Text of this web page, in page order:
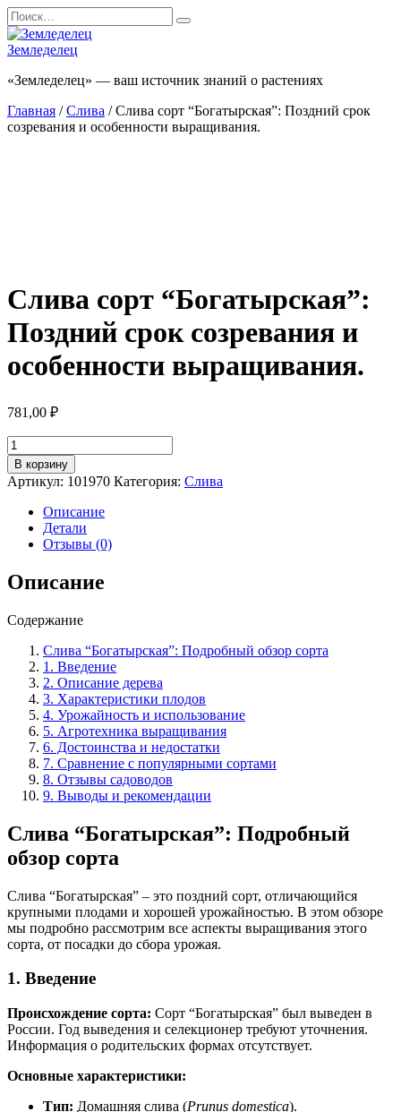
Перейти
к
содержанию
Search
for:
Земледелец
«Земледелец» — ваш источник знаний о растениях
Главная /Слива / Слива сорт “Богатырская”: Поздний срок
созревания и особенности выращивания.
Слива сорт “Богатырская”:
Поздний срок созревания и
особенности выращивания.
781,00 ₽
Количество
товара
Слива
сорт
"Богатырская":
Поздний
срок
созревания
и
особенности
В корзину
Артикул: 101970 Категория: Слива
Описание
Детали
Отзывы (0)
Описание
Содержание
Слива “Богатырская”: Подробный обзор сорта
1. Введение
2. Описание дерева
3. Характеристики плодов
4. Урожайность и использование
5. Агротехника выращивания
6. Достоинства и недостатки
7. Сравнение с популярными сортами
8. Отзывы садоводов
9. Выводы и рекомендации
Слива “Богатырская”: Подробный
обзор сорта
Слива “Богатырская” – это поздний сорт, отличающийся
крупными плодами и хорошей урожайностью. В этом обзоре
мы подробно рассмотрим все аспекты выращивания этого
сорта, от посадки до сбора урожая.
1. Введение
Происхождение сорта: Сорт “Богатырская” был выведен в
России. Год выведения и селекционер требуют уточнения.
Информация о родительских формах отсутствует.
Основные характеристики:
Тип: Домашняя слива (Prunus domestica).